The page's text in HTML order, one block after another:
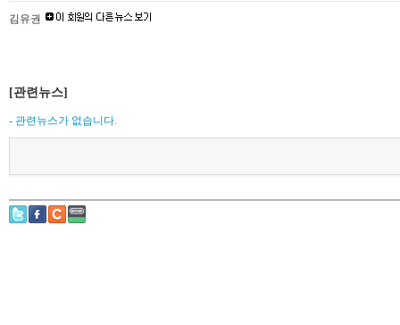
김유권
[관련뉴스]
- 관련뉴스가 없습니다.